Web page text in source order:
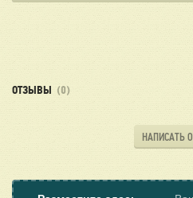
ОТЗЫВЫ (0)
НАПИСАТЬ